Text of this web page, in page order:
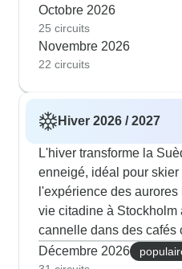
Octobre 2026
25 circuits
Novembre 2026
22 circuits
Hiver 2026 / 2027
L'hiver transforme la
enneigé, idéal pour skier
l'expérience des
vie citadine à Stockholm
cannelle dans des cafés
Décembre 2026